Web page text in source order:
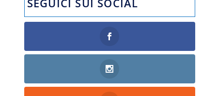
SEGUICI SUI SOCIAL